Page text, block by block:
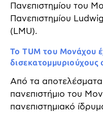
Πανεπιστημίου του
Πανεπιστημίου
(LMU).
Το TUM του Μονάχου
δισεκατομμυριούχους
Από τα αποτελέσματα
πανεπιστήμιο του
πανεπιστημιακό